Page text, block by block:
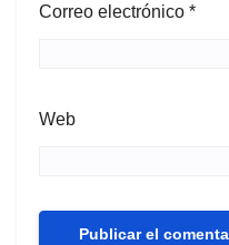
Correo electrónico *
Web